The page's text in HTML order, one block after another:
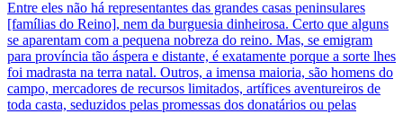
Entre eles não há representantes das grandes casas peninsulares
[famílias do Reino], nem da burguesia dinheirosa. Certo que alguns
se aparentam com a pequena nobreza do reino. Mas, se emigram
para província tão áspera e distante, é exatamente porque a sorte lhes
foi madrasta na terra natal. Outros, a imensa maioria, são homens do
campo, mercadores de recursos limitados, artífices aventureiros de
toda casta, seduzidos pelas promessas dos donatários ou pelas